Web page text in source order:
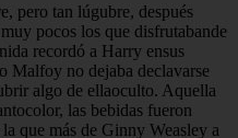
pero tan lúgubre, después
pocos los que disfrutabande
recordó a Harry ensus
Malfoy no dejaba declavarse
algo de ellaoculto. Aquella
las bebidas fueron
que más de Ginny Weasley a